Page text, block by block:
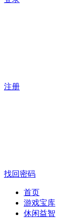
注册
找回密码
首页
游戏宝库
休闲益智